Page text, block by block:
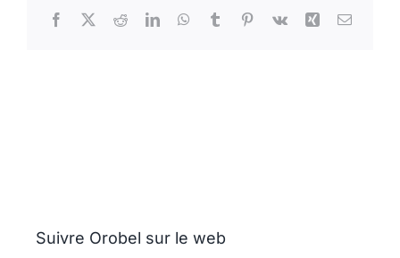
Facebook
X RedditLinkedInWhatsApp
TumblrPinterest
Vk Xing Email
Suivre Orobel sur le web